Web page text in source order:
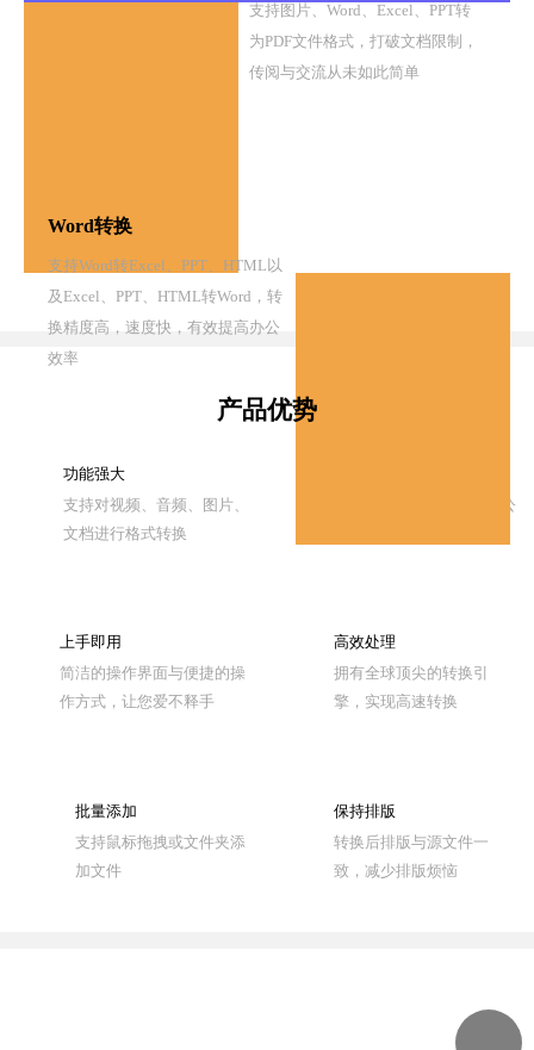
支持图片、Word、Excel、PPT转
为PDF文件格式，打破文档限制，
传阅与交流从未如此简单
Word转换
支持Word转Excel、PPT、HTML以
及Excel、PPT、HTML转Word，转
换精度高，速度快，有效提高办公
效率
产品优势
功能强大
支持对视频、音频、图片、
文档进行格式转换
支持一键转换，提高办公
上手即用
简洁的操作界面与便捷的操
作方式，让您爱不释手
高效处理
拥有全球顶尖的转换引
擎，实现高速转换
批量添加
支持鼠标拖拽或文件夹添
加文件
保持排版
转换后排版与源文件一
致，减少排版烦恼